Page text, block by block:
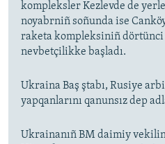
kompleksler Kezlevde de
noyabrniñ soñunda ise
raketa kompleksiniñ
nevbetçilikke başladı.
Ukraina Baş ştabı, Rusiye
yapqanlarını qanunsız dep
Ukrainanıñ BM daimiy